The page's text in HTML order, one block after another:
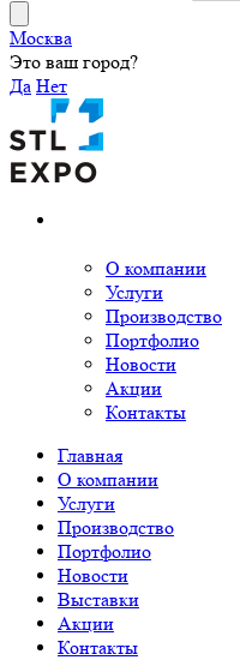
Москва
Это ваш город?
Да Нет
О компании
Услуги
Производство
Портфолио
Новости
Акции
Контакты
Главная
О компании
Услуги
Производство
Портфолио
Новости
Выставки
Акции
Контакты